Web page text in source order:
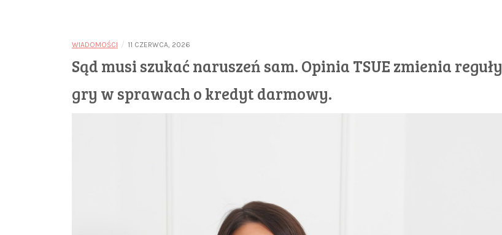
WIADOMOŚCI / 11 CZERWCA, 2026
Sąd musi szukać naruszeń sam. Opinia TSUE zmienia reguły
gry w sprawach o kredyt darmowy.